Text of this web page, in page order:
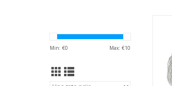
Min: €0 Max: €10